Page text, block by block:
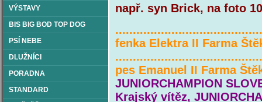
VÝSTAVY
BIS BIG BOD TOP DOG
PSÍ NEBE
DLUŽNÍCI
PORADNA
STANDARD
např. syn Brick, na foto
fenka Elektra II Farma
pes Emanuel II Farma
JUNIORCHAMPION
Krajský vítěz,